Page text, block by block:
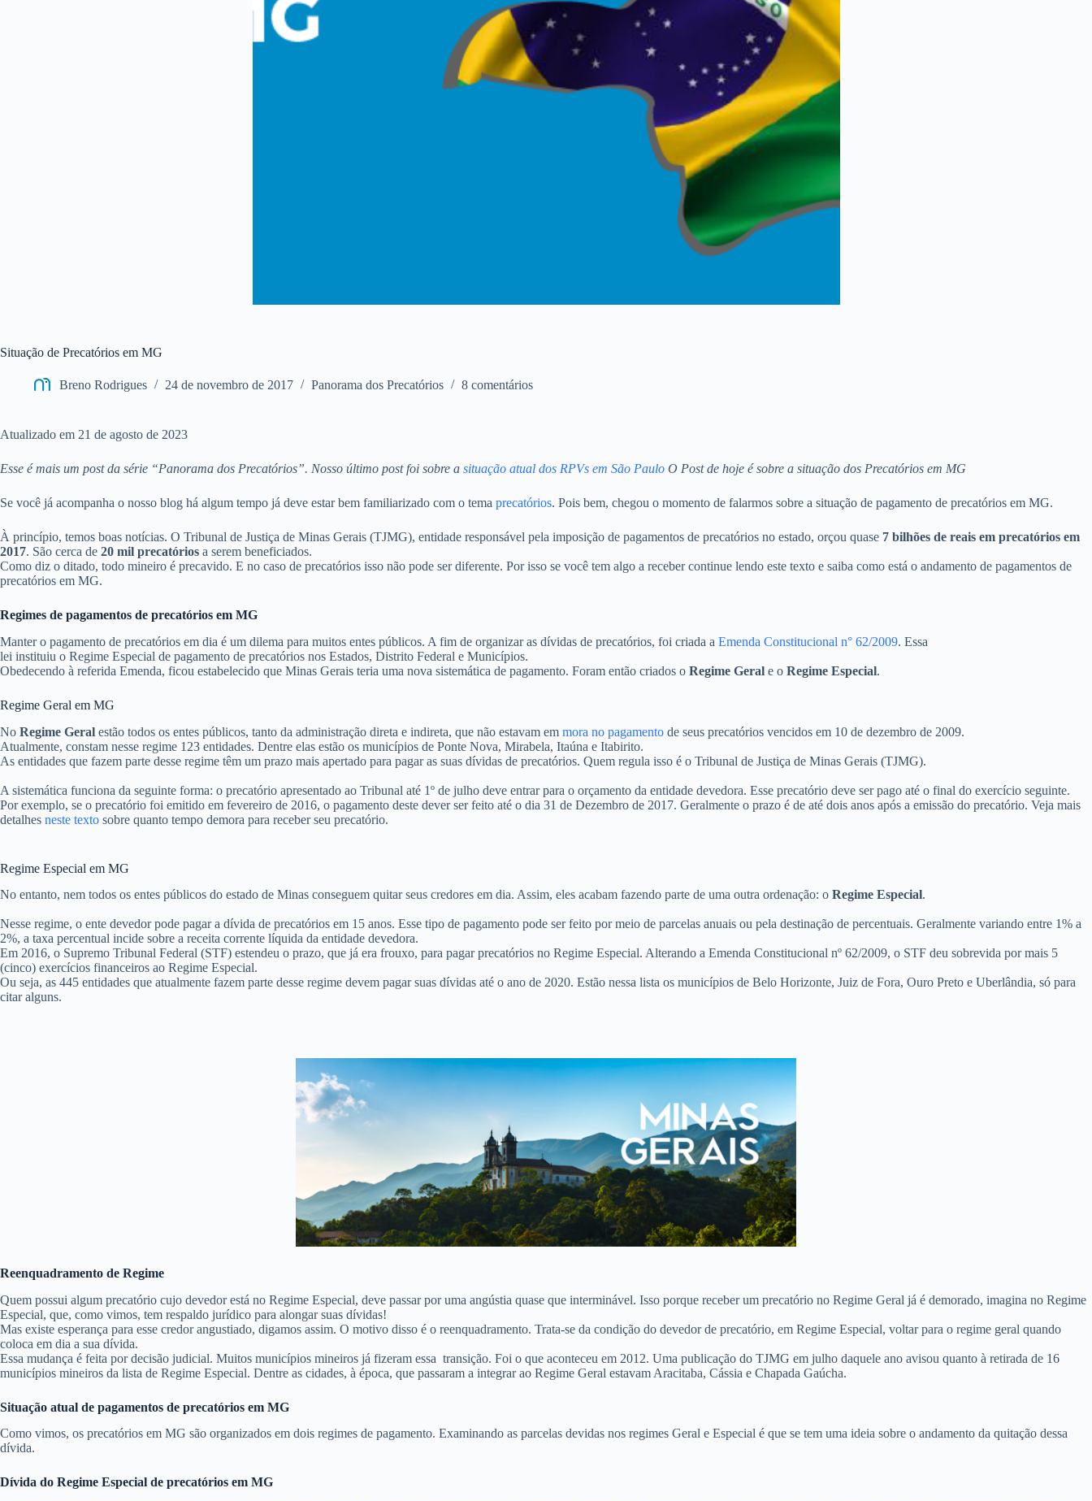
Situação de Precatórios em MG
Breno Rodrigues 24 de novembro de 2017 Panorama dos Precatórios 8 comentários
Atualizado em 21 de agosto de 2023
Esse é mais um post da série “Panorama dos Precatórios”. Nosso último post foi sobre a situação atual dos RPVs em São Paulo O Post de hoje é sobre a situação dos Precatórios em MG
Se você já acompanha o nosso blog há algum tempo já deve estar bem familiarizado com o tema precatórios. Pois bem, chegou o momento de falarmos sobre a situação de pagamento de precatórios em MG.
À princípio, temos boas notícias. O Tribunal de Justiça de Minas Gerais (TJMG), entidade responsável pela imposição de pagamentos de precatórios no estado, orçou quase 7 bilhões de reais em precatórios em
2017. São cerca de 20 mil precatórios a serem beneficiados.
Como diz o ditado, todo mineiro é precavido. E no caso de precatórios isso não pode ser diferente. Por isso se você tem algo a receber continue lendo este texto e saiba como está o andamento de pagamentos de
precatórios em MG.
Regimes de pagamentos de precatórios em MG
Manter o pagamento de precatórios em dia é um dilema para muitos entes públicos. A fim de organizar as dívidas de precatórios, foi criada a Emenda Constitucional n° 62/2009. Essa
lei instituiu o Regime Especial de pagamento de precatórios nos Estados, Distrito Federal e Municípios.
Obedecendo à referida Emenda, ficou estabelecido que Minas Gerais teria uma nova sistemática de pagamento. Foram então criados o Regime Geral e o Regime Especial.
Regime Geral em MG
No Regime Geral estão todos os entes públicos, tanto da administração direta e indireta, que não estavam em mora no pagamento de seus precatórios vencidos em 10 de dezembro de 2009.
Atualmente, constam nesse regime 123 entidades. Dentre elas estão os municípios de Ponte Nova, Mirabela, Itaúna e Itabirito.
As entidades que fazem parte desse regime têm um prazo mais apertado para pagar as suas dívidas de precatórios. Quem regula isso é o Tribunal de Justiça de Minas Gerais (TJMG).
A sistemática funciona da seguinte forma: o precatório apresentado ao Tribunal até 1º de julho deve entrar para o orçamento da entidade devedora. Esse precatório deve ser pago até o final do exercício seguinte.
Por exemplo, se o precatório foi emitido em fevereiro de 2016, o pagamento deste dever ser feito até o dia 31 de Dezembro de 2017. Geralmente o prazo é de até dois anos após a emissão do precatório. Veja mais
detalhes neste texto sobre quanto tempo demora para receber seu precatório.
Regime Especial em MG
No entanto, nem todos os entes públicos do estado de Minas conseguem quitar seus credores em dia. Assim, eles acabam fazendo parte de uma outra ordenação: o Regime Especial.
Nesse regime, o ente devedor pode pagar a dívida de precatórios em 15 anos. Esse tipo de pagamento pode ser feito por meio de parcelas anuais ou pela destinação de percentuais. Geralmente variando entre 1% a
2%, a taxa percentual incide sobre a receita corrente líquida da entidade devedora.
Em 2016, o Supremo Tribunal Federal (STF) estendeu o prazo, que já era frouxo, para pagar precatórios no Regime Especial. Alterando a Emenda Constitucional nº 62/2009, o STF deu sobrevida por mais 5
(cinco) exercícios financeiros ao Regime Especial.
Ou seja, as 445 entidades que atualmente fazem parte desse regime devem pagar suas dívidas até o ano de 2020. Estão nessa lista os municípios de Belo Horizonte, Juiz de Fora, Ouro Preto e Uberlândia, só para
citar alguns.
Reenquadramento de Regime
Quem possui algum precatório cujo devedor está no Regime Especial, deve passar por uma angústia quase que interminável. Isso porque receber um precatório no Regime Geral já é demorado, imagina no Regime
Especial, que, como vimos, tem respaldo jurídico para alongar suas dívidas!
Mas existe esperança para esse credor angustiado, digamos assim. O motivo disso é o reenquadramento. Trata-se da condição do devedor de precatório, em Regime Especial, voltar para o regime geral quando
coloca em dia a sua dívida.
Essa mudança é feita por decisão judicial. Muitos municípios mineiros já fizeram essa transição. Foi o que aconteceu em 2012. Uma publicação do TJMG em julho daquele ano avisou quanto à retirada de 16
municípios mineiros da lista de Regime Especial. Dentre as cidades, à época, que passaram a integrar ao Regime Geral estavam Aracitaba, Cássia e Chapada Gaúcha.
Situação atual de pagamentos de precatórios em MG
Como vimos, os precatórios em MG são organizados em dois regimes de pagamento. Examinando as parcelas devidas nos regimes Geral e Especial é que se tem uma ideia sobre o andamento da quitação dessa
dívida.
Dívida do Regime Especial de precatórios em MG